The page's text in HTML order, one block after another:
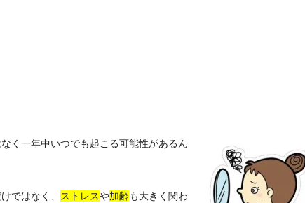
く一年中いつでも起こる可能性があるん
ではなく、 ストレスや加齢も大きく関わ